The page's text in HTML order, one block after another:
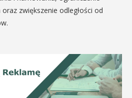
zwiększenie odległości od